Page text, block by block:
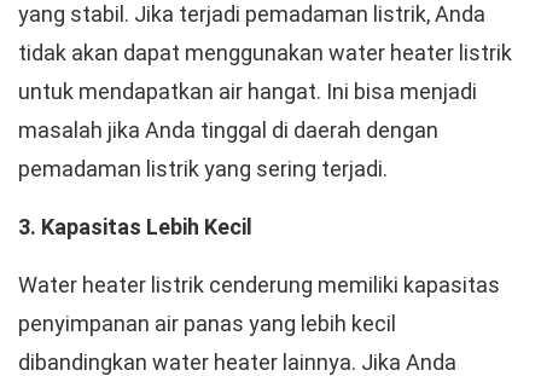
yang stabil. Jika terjadi pemadaman listrik, Anda
tidak akan dapat menggunakan water heater listrik
untuk mendapatkan air hangat. Ini bisa menjadi
masalah jika Anda tinggal di daerah dengan
pemadaman listrik yang sering terjadi.
3. Kapasitas Lebih Kecil
Water heater listrik cenderung memiliki kapasitas
penyimpanan air panas yang lebih kecil
dibandingkan water heater lainnya. Jika Anda